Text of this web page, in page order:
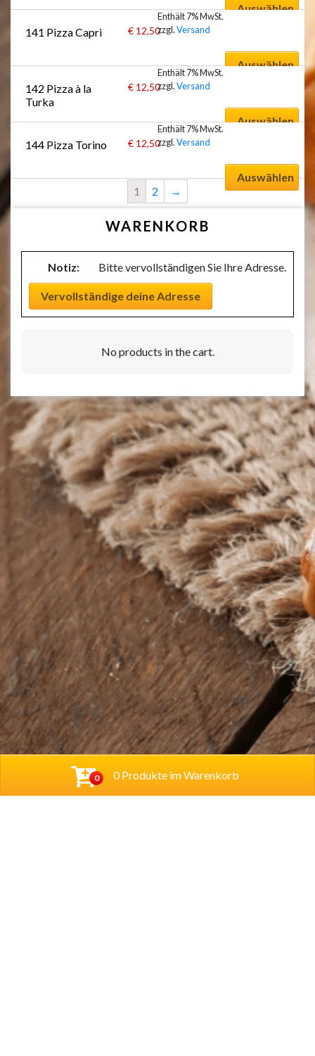
0 0 Produkte im Warenkorb
Auswählen
141 Pizza Capri
€ 12,50
Enthält 7% MwSt.
zzgl.Versand
Auswählen
142 Pizza à la
Turka
€ 12,50
Enthält 7% MwSt.
zzgl.Versand
Auswählen
144 Pizza Torino
€ 12,50
Enthält 7% MwSt.
zzgl.Versand
Auswählen
1
2 →
WARENKORB
Notiz: Bitte vervollständigen Sie Ihre Adresse.
Vervollständige deine Adresse
No products in the cart.